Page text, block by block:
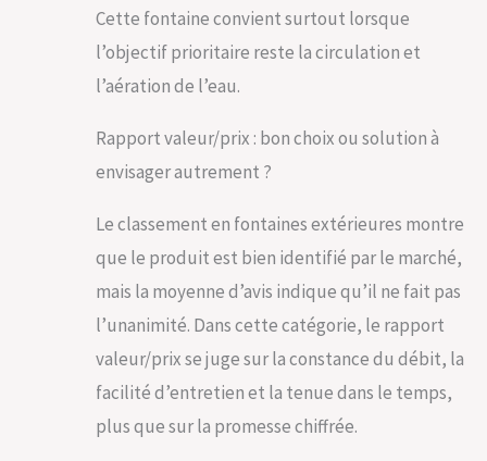
Cette fontaine convient surtout lorsque
l’objectif prioritaire reste la circulation et
l’aération de l’eau.
Rapport valeur/prix : bon choix ou solution à
envisager autrement ?
Le classement en fontaines extérieures montre
que le produit est bien identifié par le marché,
mais la moyenne d’avis indique qu’il ne fait pas
l’unanimité. Dans cette catégorie, le rapport
valeur/prix se juge sur la constance du débit, la
facilité d’entretien et la tenue dans le temps,
plus que sur la promesse chiffrée.